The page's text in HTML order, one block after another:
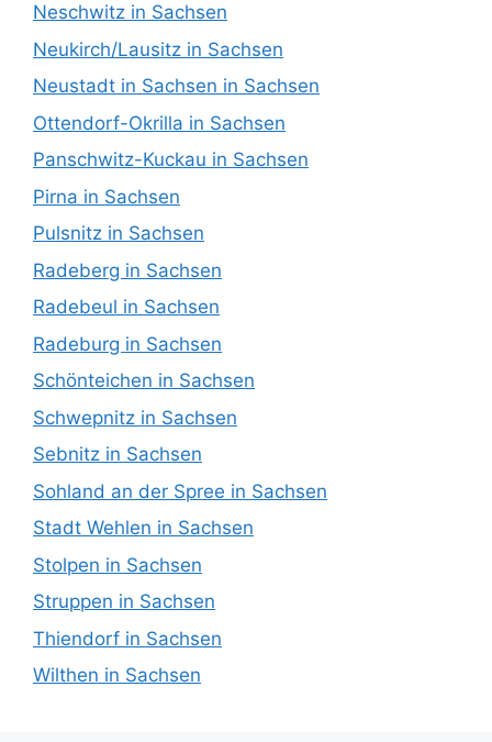
Neschwitz in Sachsen
Neukirch/Lausitz in Sachsen
Neustadt in Sachsen in Sachsen
Ottendorf-Okrilla in Sachsen
Panschwitz-Kuckau in Sachsen
Pirna in Sachsen
Pulsnitz in Sachsen
Radeberg in Sachsen
Radebeul in Sachsen
Radeburg in Sachsen
Schönteichen in Sachsen
Schwepnitz in Sachsen
Sebnitz in Sachsen
Sohland an der Spree in Sachsen
Stadt Wehlen in Sachsen
Stolpen in Sachsen
Struppen in Sachsen
Thiendorf in Sachsen
Wilthen in Sachsen